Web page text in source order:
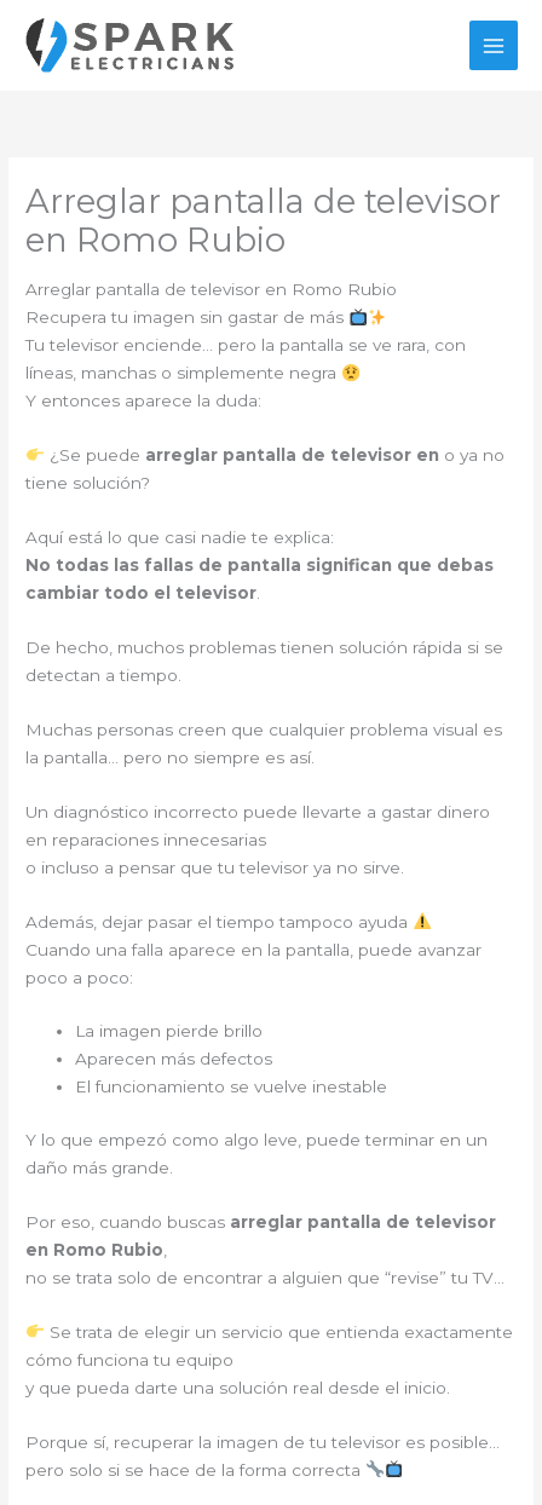
contenido
Arreglar pantalla de televisor
en Romo Rubio
Arreglar pantalla de televisor en Romo Rubio
Recupera tu imagen sin gastar de más
Tu televisor enciende… pero la pantalla se ve rara, con
líneas, manchas o simplemente negra
Y entonces aparece la duda:
¿Se puede arreglar pantalla de televisor en o ya no
tiene solución?
Aquí está lo que casi nadie te explica:
No todas las fallas de pantalla significan que debas
cambiar todo el televisor
De hecho, muchos problemas tienen solución rápida si se
detectan a tiempo.
Muchas personas creen que cualquier problema visual es
la pantalla… pero no siempre es así.
Un diagnóstico incorrecto puede llevarte a gastar dinero
en reparaciones innecesarias
o incluso a pensar que tu televisor ya no sirve.
Además, dejar pasar el tiempo tampoco ayuda
Cuando una falla aparece en la pantalla, puede avanzar
poco a poco:
La imagen pierde brillo
Aparecen más defectos
El funcionamiento se vuelve inestable
Y lo que empezó como algo leve, puede terminar en un
daño más grande.
Por eso, cuando buscas arreglar pantalla de televisor
en Romo Rubio
no se trata solo de encontrar a alguien que “revise” tu TV…
Se trata de elegir un servicio que entienda exactamente
cómo funciona tu equipo
y que pueda darte una solución real desde el inicio.
Porque sí, recuperar la imagen de tu televisor es posible…
pero solo si se hace de la forma correcta